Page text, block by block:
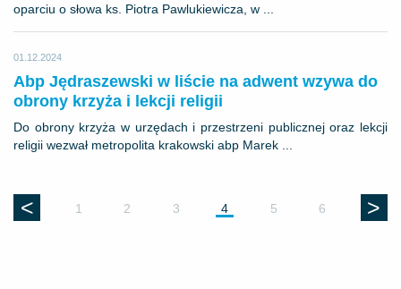
oparciu o słowa ks. Piotra Pawlukiewicza, w ...
01.12.2024
Abp Jędraszewski w liście na adwent wzywa do
obrony krzyża i lekcji religii
Do obrony krzyża w urzędach i przestrzeni publicznej oraz lekcji
religii wezwał metropolita krakowski abp Marek ...
< 1 2 3 4 5 6 >